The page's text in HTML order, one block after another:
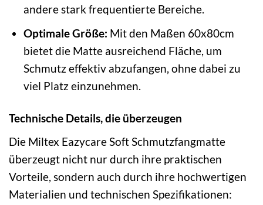
andere stark frequentierte Bereiche.
Optimale Größe: Mit den Maßen 60x80cm
bietet die Matte ausreichend Fläche, um
Schmutz effektiv abzufangen, ohne dabei zu
viel Platz einzunehmen.
Technische Details, die überzeugen
Die Miltex Eazycare Soft Schmutzfangmatte
überzeugt nicht nur durch ihre praktischen
Vorteile, sondern auch durch ihre hochwertigen
Materialien und technischen Spezifikationen: